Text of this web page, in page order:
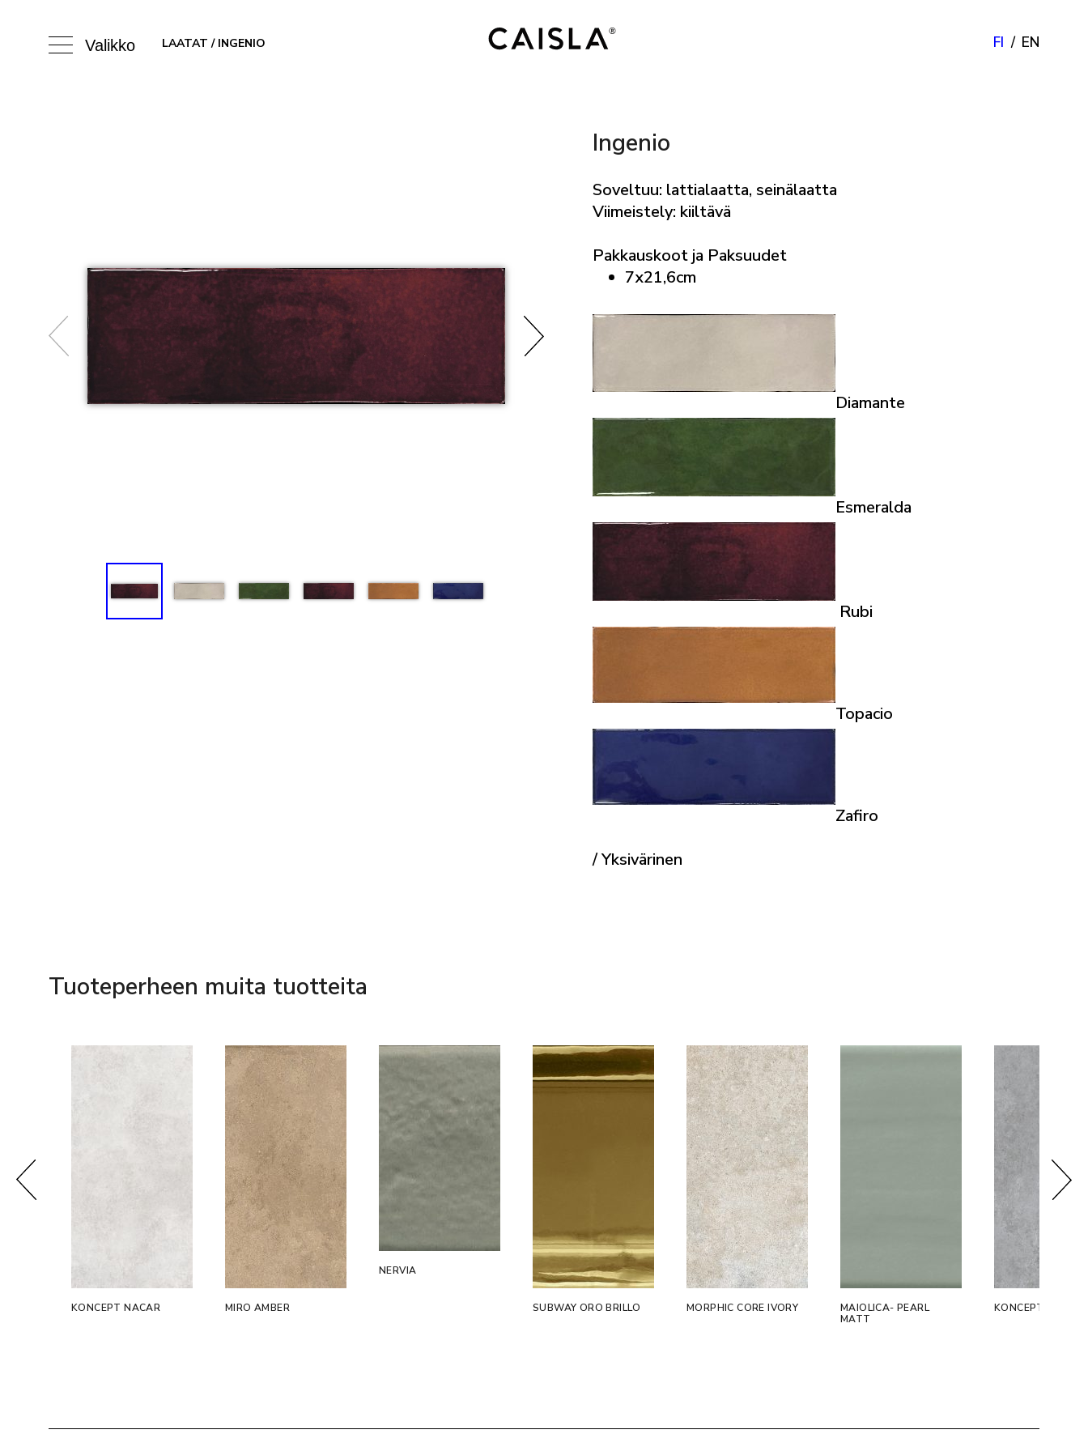
Valikko LAATAT / INGENIO FI EN
Ingenio
Soveltuu: lattialaatta, seinälaatta
Viimeistely: kiiltävä
Pakkauskoot ja Paksuudet
7x21,6cm
Diamante
Esmeralda
Rubi
Topacio
Zafiro
/ Yksivärinen
Tuoteperheen muita tuotteita
KONCEPT NACAR MIRO AMBER
NERVIA
SUBWAY ORO BRILLO MORPHIC CORE IVORY
MAIOLICA- PEARL
MATT
KONCEPT